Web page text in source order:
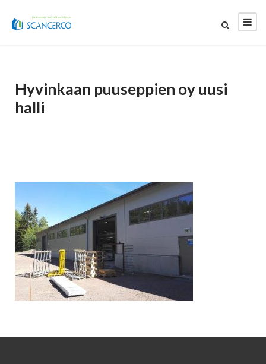
Hyvinkaan puuseppien oy uusi
halli